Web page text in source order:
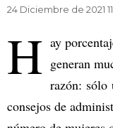
24 Diciembre de 2021
H ay
generan
razón: sólo
consejos de